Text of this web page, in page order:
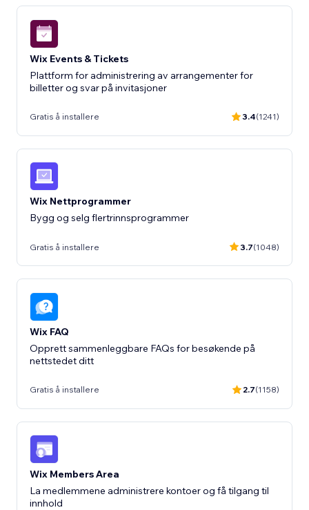
Wix Events & Tickets
Plattform for administrering av arrangementer for
billetter og svar på invitasjoner
Gratis å installere 3.4(1241)
Wix Nettprogrammer
Bygg og selg flertrinnsprogrammer
Gratis å installere 3.7(1048)
Wix FAQ
Opprett sammenleggbare FAQs for besøkende på
nettstedet ditt
Gratis å installere 2.7(1158)
Wix Members Area
La medlemmene administrere kontoer og få tilgang til
innhold